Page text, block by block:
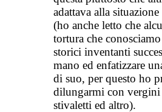
adattava alla
(ho anche letto che
tortura che
storici inventanti
mano ed enfatizzare
di suo, per questo ho
dilungarmi con
stivaletti ed altro).